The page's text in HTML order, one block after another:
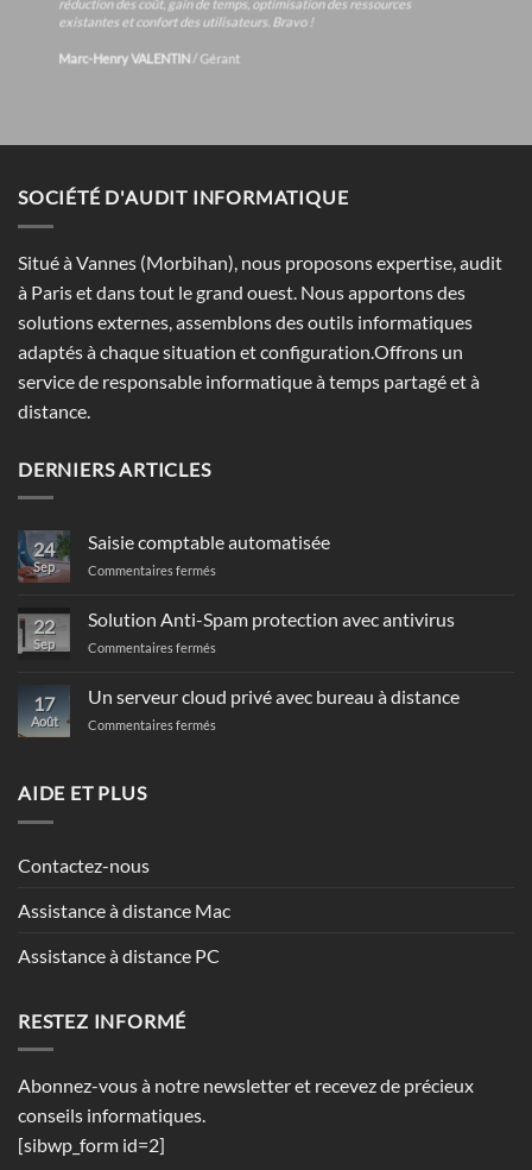
réduction des coût, gain de temps, optimisation des ressources
existantes et confort des utilisateurs. Bravo !
Marc-Henry VALENTIN / Gérant
SOCIÉTÉ D'AUDIT INFORMATIQUE
Situé à Vannes (Morbihan), nous proposons expertise, audit
à Paris et dans tout le grand ouest. Nous apportons des
solutions externes, assemblons des outils informatiques
adaptés à chaque situation et configuration.Offrons un
service de responsable informatique à temps partagé et à
distance.
DERNIERS ARTICLES
24
Sep
Saisie comptable automatisée
Commentaires fermés
automatisée
22
Sep
Solution Anti-Spam protection avec antivirus
Commentaires fermés
Spam
protection
17
Août
Un serveur cloud privé avec bureau à distance
Commentaires fermés
AIDE ET PLUS
Contactez-nous
Assistance à distance Mac
Assistance à distance PC
RESTEZ INFORMÉ
Abonnez-vous à notre newsletter et recevez de précieux
conseils informatiques.
[sibwp_form id=2]